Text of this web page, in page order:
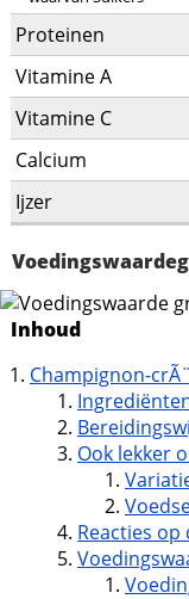
Proteinen
Vitamine A
Vitamine C
Calcium
Ijzer
Inhoud
Champignon-
Ook lekker
Reacties